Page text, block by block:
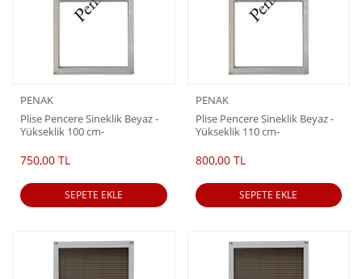
PENAK
Plise Pencere Sineklik Beyaz -
Yükseklik 100 cm-
750,00 TL
SEPETE EKLE
PENAK
Plise Pencere Sineklik Beyaz -
Yükseklik 110 cm-
800,00 TL
SEPETE EKLE